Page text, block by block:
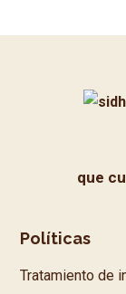
que
Políticas
Tratamiento de